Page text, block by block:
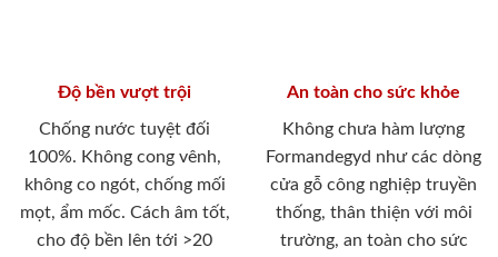
Độ bền vượt trội
Chống nước tuyệt đối
100%. Không cong vênh,
không co ngót, chống mối
mọt, ẩm mốc. Cách âm tốt,
cho độ bền lên tới >20
An toàn cho sức khỏe
Không chưa hàm lượng
Formandegyd như các dòng
cửa gỗ công nghiệp truyền
thống, thân thiện với môi
trường, an toàn cho sức